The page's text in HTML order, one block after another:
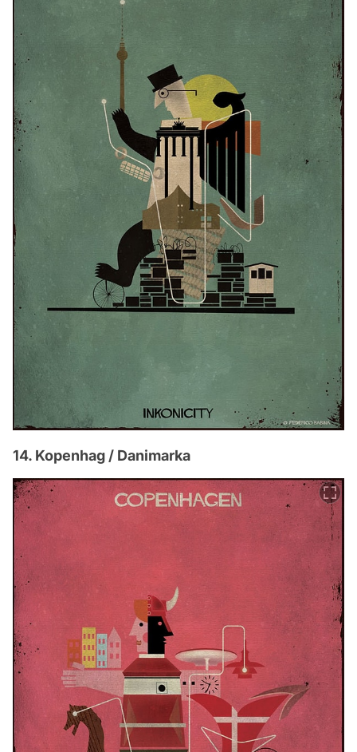
14. Kopenhag / Danimarka